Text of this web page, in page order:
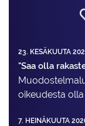
23. KESÄKUUTA
"Saa olla
oikeudesta
7. HEINÄKUUTA